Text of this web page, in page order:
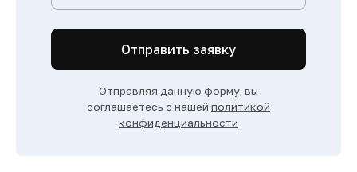
Отправить заявку
Отправляя данную форму, вы
соглашаетесь с нашей политикой
конфиденциальности